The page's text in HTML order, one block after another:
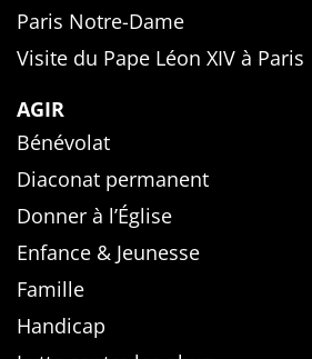
Paris Notre-Dame
Visite du Pape Léon XIV à Paris
AGIR
Bénévolat
Diaconat permanent
Donner à l’Église
Enfance & Jeunesse
Famille
Handicap